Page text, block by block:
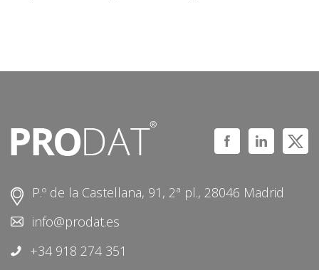
P.º de la Castellana, 91, 2ª pl., 28046 Madrid
info@prodat.es
+34 918 274 351